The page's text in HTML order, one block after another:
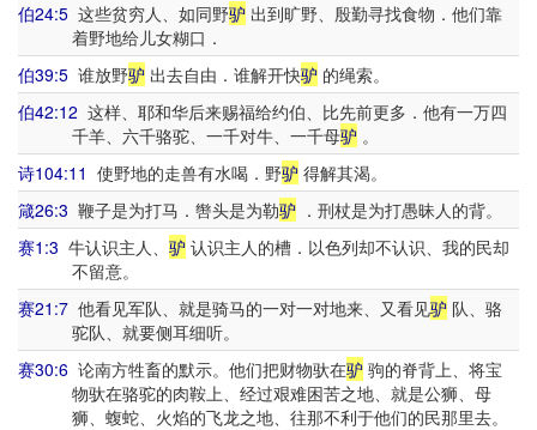
伯24:5 这些贫穷人、如同野驴 出到旷野、殷勤寻找食物．他们靠
着野地给儿女糊口．
伯39:5 谁放野驴 出去自由．谁解开快驴 的绳索。
伯42:12 这样、耶和华后来赐福给约伯、比先前更多．他有一万四
千羊、六千骆驼、一千对牛、一千母驴。
诗104:11 使野地的走兽有水喝．野驴 得解其渴。
箴26:3 鞭子是为打马．辔头是为勒驴 ．刑杖是为打愚昧人的背。
赛1:3 牛认识主人、 驴 认识主人的槽．以色列却不认识、我的民却
不留意。
赛21:7 他看见军队、就是骑马的一对一对地来、又看见驴 队、骆
驼队、就要侧耳细听。
赛30:6 论南方牲畜的默示。他们把财物驮在驴 驹的脊背上、将宝
物驮在骆驼的肉鞍上、经过艰难困苦之地、就是公狮、母
狮、蝮蛇、火焰的飞龙之地、往那不利于他们的民那里去。